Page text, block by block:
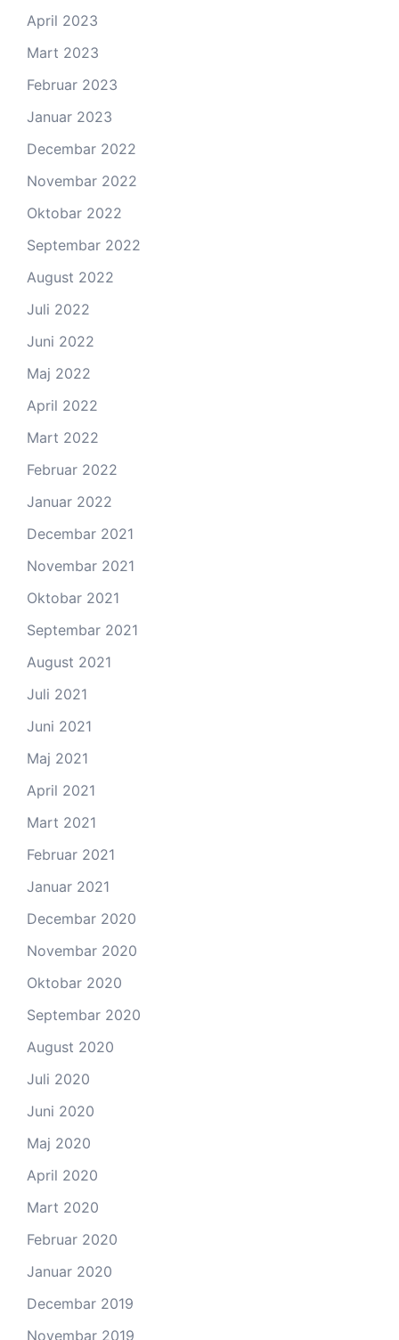
April 2023
Mart 2023
Februar 2023
Januar 2023
Decembar 2022
Novembar 2022
Oktobar 2022
Septembar 2022
August 2022
Juli 2022
Juni 2022
Maj 2022
April 2022
Mart 2022
Februar 2022
Januar 2022
Decembar 2021
Novembar 2021
Oktobar 2021
Septembar 2021
August 2021
Juli 2021
Juni 2021
Maj 2021
April 2021
Mart 2021
Februar 2021
Januar 2021
Decembar 2020
Novembar 2020
Oktobar 2020
Septembar 2020
August 2020
Juli 2020
Juni 2020
Maj 2020
April 2020
Mart 2020
Februar 2020
Januar 2020
Decembar 2019
Novembar 2019